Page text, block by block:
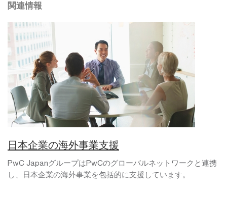
関連情報
日本企業の海外事業支援
PwC JapanグループはPwCのグローバルネットワークと連携
し、日本企業の海外事業を包括的に支援しています。